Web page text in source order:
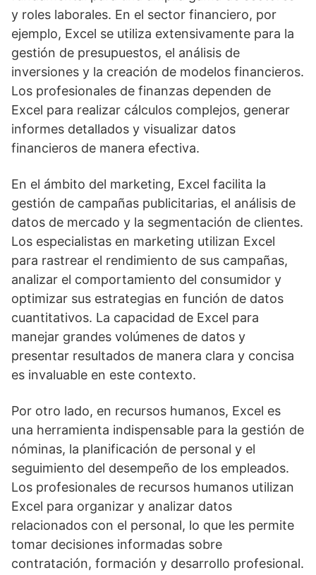
y roles laborales. En el sector financiero, por
ejemplo, Excel se utiliza extensivamente para la
gestión de presupuestos, el análisis de
inversiones y la creación de modelos financieros.
Los profesionales de finanzas dependen de
Excel para realizar cálculos complejos, generar
informes detallados y visualizar datos
financieros de manera efectiva.
En el ámbito del marketing, Excel facilita la
gestión de campañas publicitarias, el análisis de
datos de mercado y la segmentación de clientes.
Los especialistas en marketing utilizan Excel
para rastrear el rendimiento de sus campañas,
analizar el comportamiento del consumidor y
optimizar sus estrategias en función de datos
cuantitativos. La capacidad de Excel para
manejar grandes volúmenes de datos y
presentar resultados de manera clara y concisa
es invaluable en este contexto.
Por otro lado, en recursos humanos, Excel es
una herramienta indispensable para la gestión de
nóminas, la planificación de personal y el
seguimiento del desempeño de los empleados.
Los profesionales de recursos humanos utilizan
Excel para organizar y analizar datos
relacionados con el personal, lo que les permite
tomar decisiones informadas sobre
contratación, formación y desarrollo profesional.